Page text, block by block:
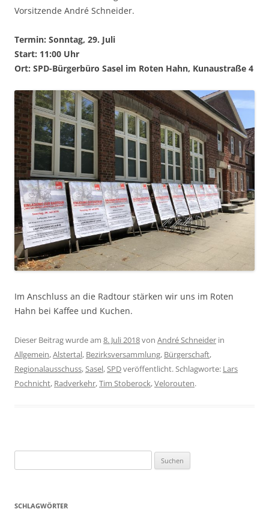
Vorsitzende André Schneider.
Termin: Sonntag, 29. Juli
Start: 11:00 Uhr
Ort: SPD-Bürgerbüro Sasel im Roten Hahn, Kunaustraße 4
Im Anschluss an die Radtour stärken wir uns im Roten
Hahn bei Kaffee und Kuchen.
Dieser Beitrag wurde am 8. Juli 2018von André Schneider in
Allgemein,Alstertal, Bezirksversammlung, Bürgerschaft,
Regionalausschuss,Sasel,SPDveröffentlicht. Schlagworte: Lars
Pochnicht, Radverkehr,Tim Stoberock,Velorouten.
nach:
SCHLAGWÖRTER